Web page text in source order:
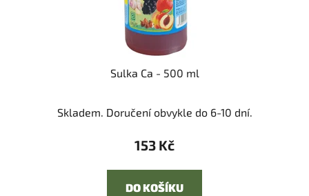
Sulka Ca - 500 ml
Skladem. Doručení obvykle do 6-10 dní.
153 Kč
DO KOŠÍKU